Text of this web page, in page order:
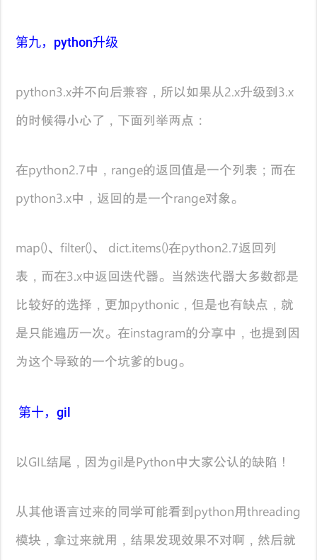
第九，python升级
python3.x并不向后兼容，所以如果从2.x升级到3.x
的时候得小心了，下面列举两点：
在python2.7中，range的返回值是一个列表；而在
python3.x中，返回的是一个range对象。
map()、filter()、 dict.items()在python2.7返回列
表，而在3.x中返回迭代器。当然迭代器大多数都是
比较好的选择，更加pythonic，但是也有缺点，就
是只能遍历一次。在instagram的分享中，也提到因
为这个导致的一个坑爹的bug。
第十，gil
以GIL结尾，因为gil是Python中大家公认的缺陷！
从其他语言过来的同学可能看到python用threading
模块，拿过来就用，结果发现效果不对啊，然后就